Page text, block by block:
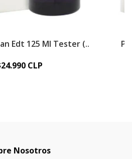
Edt 125 Ml Tester (..
CLP
Nosotros